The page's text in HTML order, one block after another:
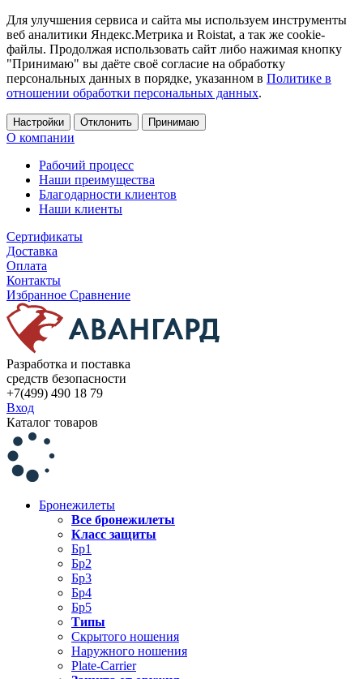
Для улучшения сервиса и сайта мы используем инструменты
веб аналитики Яндекс.Метрика и Roistat, а так же cookie-
файлы. Продолжая использовать сайт либо нажимая кнопку
"Принимаю" вы даёте своё согласие на обработку
персональных данных в порядке, указанном в Политике в
отношении обработки персональных данных.
Настройки Отклонить Принимаю
О компании
Рабочий процесс
Наши преимущества
Благодарности клиентов
Наши клиенты
Сертификаты
Доставка
Оплата
Контакты
Избранное Сравнение
Разработка и поставка
средств безопасности
+7(499) 490 18 79
Вход
Каталог товаров
Бронежилеты
Все бронежилеты
Класс защиты
Бр1
Бр2
Бр3
Бр4
Бр5
Типы
Скрытого ношения
Наружного ношения
Plate-Carrier